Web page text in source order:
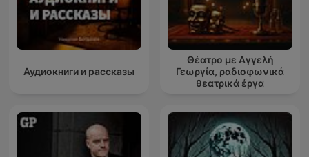
Аудиокниги и рассказы
Θέατρο με Αγγελή
Γεωργία, ραδιοφωνικά
θεατρικά έργα